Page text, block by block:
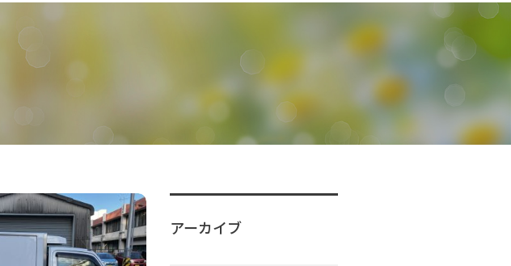
アーカイブ